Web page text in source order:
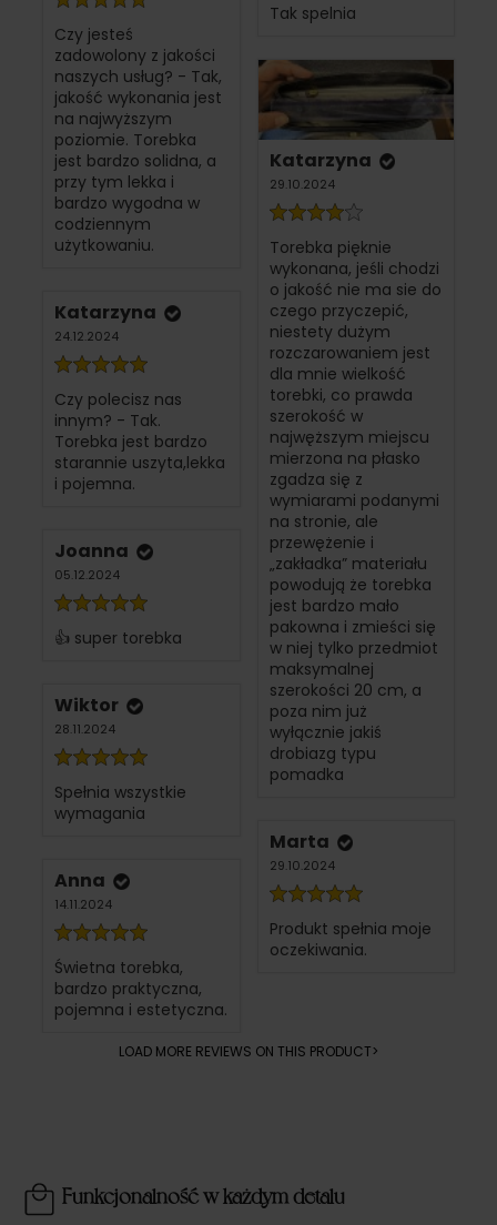
Czy jesteś
zadowolony z jakości
naszych usług? - Tak,
jakość wykonania jest
na najwyższym
poziomie. Torebka
jest bardzo solidna, a
przy tym lekka i
bardzo wygodna w
codziennym
użytkowaniu.
Katarzyna
24.12.2024
Czy polecisz nas
innym? - Tak.
Torebka jest bardzo
starannie uszyta,lekka
i pojemna.
Joanna
05.12.2024
👍 super torebka
Wiktor
28.11.2024
Spełnia wszystkie
wymagania
Anna
14.11.2024
Świetna torebka,
bardzo praktyczna,
pojemna i estetyczna.
Tak spelnia
Katarzyna
29.10.2024
Torebka pięknie
wykonana, jeśli chodzi
o jakość nie ma sie do
czego przyczepić,
niestety dużym
rozczarowaniem jest
dla mnie wielkość
torebki, co prawda
szerokość w
najwęższym miejscu
mierzona na płasko
zgadza się z
wymiarami podanymi
na stronie, ale
przewężenie i
„zakładka” materiału
powodują że torebka
jest bardzo mało
pakowna i zmieści się
w niej tylko przedmiot
maksymalnej
szerokości 20 cm, a
poza nim już
wyłącznie jakiś
drobiazg typu
pomadka
Marta
29.10.2024
Produkt spełnia moje
oczekiwania.
LOAD MORE REVIEWS ON THIS PRODUCT>
Funkcjonalność w każdym detalu